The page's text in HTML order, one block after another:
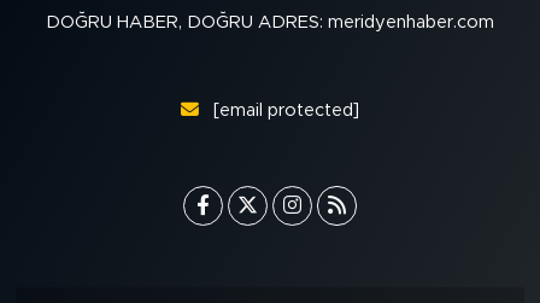
DOĞRU HABER, DOĞRU ADRES: meridyenhaber.com
[email protected]